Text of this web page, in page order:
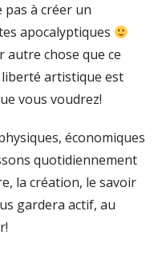
à créer un
apocalyptiques
autre chose que ce
artistique est
vous voudrez!
économiques
quotidiennement
la création, le savoir
gardera actif, au